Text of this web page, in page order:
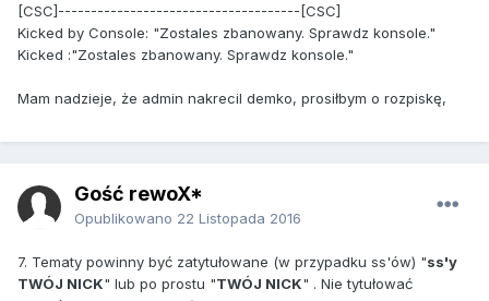
[CSC]-------------------------------------[CSC]
Kicked by Console: "Zostales zbanowany. Sprawdz konsole."
Kicked :"Zostales zbanowany. Sprawdz konsole."
Mam nadzieje, że admin nakrecil demko, prosiłbym o rozpiskę,
Gość rewoX*
Opublikowano 22 Listopada 2016
7. Tematy powinny być zatytułowane (w przypadku ss'ów) "ss'y
TWÓJ NICK" lub po prostu "TWÓJ NICK" . Nie tytułować